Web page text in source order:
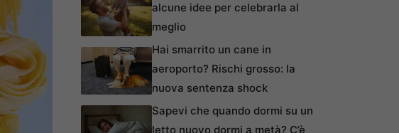
alcune idee per celebrarla al
meglio
Hai smarrito un cane in
aeroporto? Rischi grosso: la
nuova sentenza shock
Sapevi che quando dormi su un
letto nuovo dormi a metà? C’è